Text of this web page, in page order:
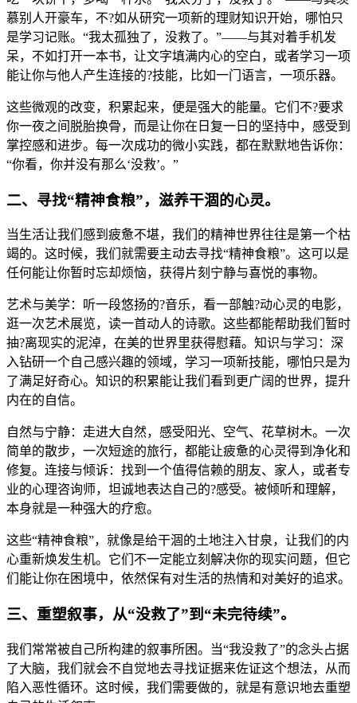
慕别人开豪车，不?如从研究一项新的理财知识开始，哪怕只
是学习记账。“我太孤独了，没救了。”——与其对着手机发
呆，不如打开一本书，让文字填满内心的空白，或者学习一项
能让你与他人产生连接的?技能，比如一门语言，一项乐器。
这些微观的改变，积累起来，便是强大的能量。它们不?要求
你一夜之间脱胎换骨，而是让你在日复一日的坚持中，感受到
掌控感和进步。每一次成功的微小实践，都在默默地告诉你：
“你看，你并没有那么‘没救’。”
二、寻找“精神食粮”，滋养干涸的心灵。
当生活让我们感到疲惫不堪，我们的精神世界往往是第一个枯
竭的。这时候，我们就需要主动去寻找“精神食粮”。这可以是
任何能让你暂时忘却烦恼，获得片刻宁静与喜悦的事物。
艺术与美学：听一段悠扬的?音乐，看一部触?动心灵的电影，
逛一次艺术展览，读一首动人的诗歌。这些都能帮助我们暂时
抽?离现实的泥淖，在美的世界里获得慰藉。知识与学习：深
入钻研一个自己感兴趣的领域，学习一项新技能，哪怕只是为
了满足好奇心。知识的积累能让我们看到更广阔的世界，提升
内在的自信。
自然与宁静：走进大自然，感受阳光、空气、花草树木。一次
简单的散步，一次短途的旅行，都能让疲惫的心灵得到净化和
修复。连接与倾诉：找到一个值得信赖的朋友、家人，或者专
业的心理咨询师，坦诚地表达自己的?感受。被倾听和理解，
本身就是一种强大的疗愈。
这些“精神食粮”，就像是给干涸的土地注入甘泉，让我们的内
心重新焕发生机。它们不一定能立刻解决你的现实问题，但它
们能让你在困境中，依然保有对生活的热情和对美好的追求。
三、重塑叙事，从“没救了”到“未完待续”。
我们常常被自己所构建的叙事所困。当“我没救了”的念头占据
了大脑，我们就会不自觉地去寻找证据来佐证这个想法，从而
陷入恶性循环。这时候，我们需要做的，就是有意识地去重塑